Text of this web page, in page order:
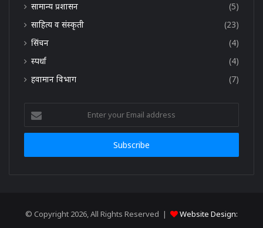
सामान्य प्रशासन
(5)
साहित्य व संस्कृती
(23)
सिंचन
(4)
स्पर्धा
(4)
हवामान विभाग
(7)
your
Email
© Copyright 2026, All Rights Reserved |
Website Design: